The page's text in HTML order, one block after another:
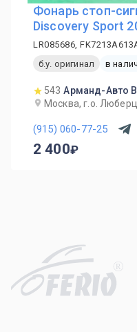
Фонарь стоп-
Discovery Sport
LR085686,
б.у. оригинал
в
543 Арманд-Авто
Москва, г.о.
(915) 060-77-25
2 400
R